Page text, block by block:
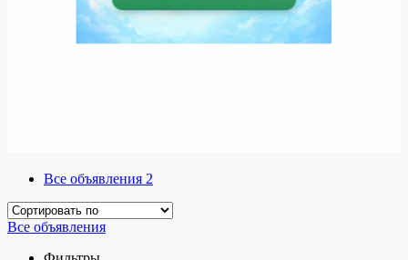
Все объявления 2
Все объявления